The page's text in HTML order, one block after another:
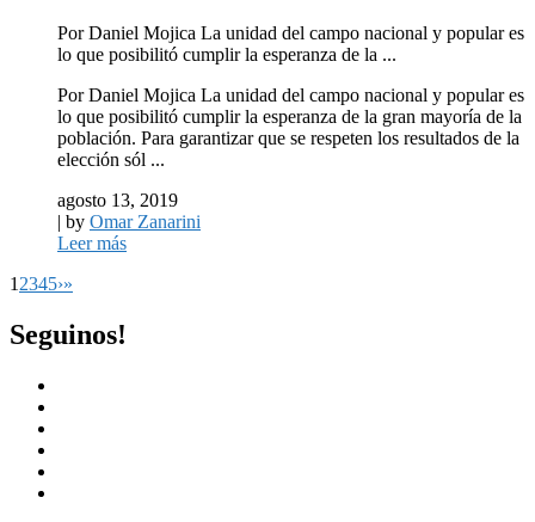
Por Daniel Mojica La unidad del campo nacional y popular es
lo que posibilitó cumplir la esperanza de la ...
Por Daniel Mojica La unidad del campo nacional y popular es
lo que posibilitó cumplir la esperanza de la gran mayoría de la
población. Para garantizar que se respeten los resultados de la
elección sól ...
agosto 13, 2019
| by Omar Zanarini
Leer más
1 2345›»
Seguinos!